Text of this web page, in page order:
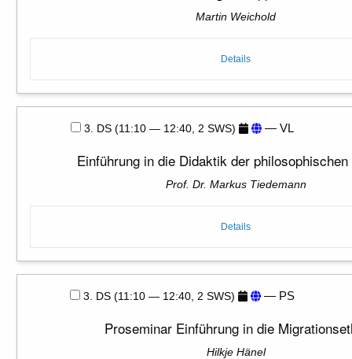
Martin Weichold
Details
3. DS (11:10 — 12:40, 2 SWS) — VL
Einführung in die Didaktik der philosophischen
Prof. Dr. Markus Tiedemann
Details
3. DS (11:10 — 12:40, 2 SWS) — PS
Proseminar Einführung in die
Hilkje Hänel